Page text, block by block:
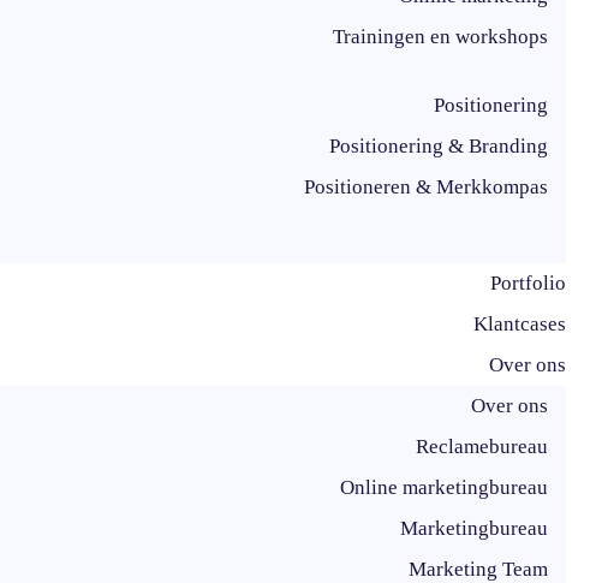
Trainingen en workshops
Positionering
Positionering & Branding
Positioneren & Merkkompas
Portfolio
Klantcases
Over ons
Over ons
Reclamebureau
Online marketingbureau
Marketingbureau
Marketing Team